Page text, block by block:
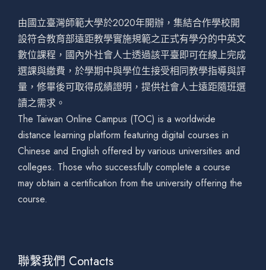
由國立臺灣師範大學於2020年開辦，集結合作學校開
設符合教育部遠距教學實施規範之正式有學分的中英文
數位課程，國內外社會人士透過該平臺即可在線上完成
選課與繳費，於學期中與學位生接受相同教學指導與評
量，修畢後可取得成績證明，提供社會人士遠距隨班選
讀之需求。
The Taiwan Online Campus (TOC) is a worldwide
distance learning platform featuring digital courses in
Chinese and English offered by various universities and
colleges. Those who successfully complete a course
may obtain a certification from the university offering the
course.
聯繫我們 Contacts